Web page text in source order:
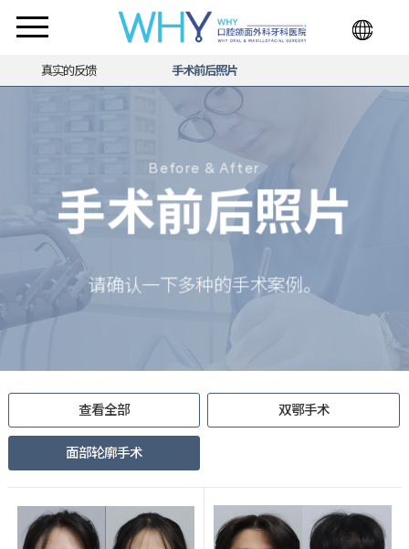
真实的反馈 手术前后照片
Before & After
手术前后照片
请确认一下多种的手术案例。
查看全部 双鄂手术
面部轮廓手术